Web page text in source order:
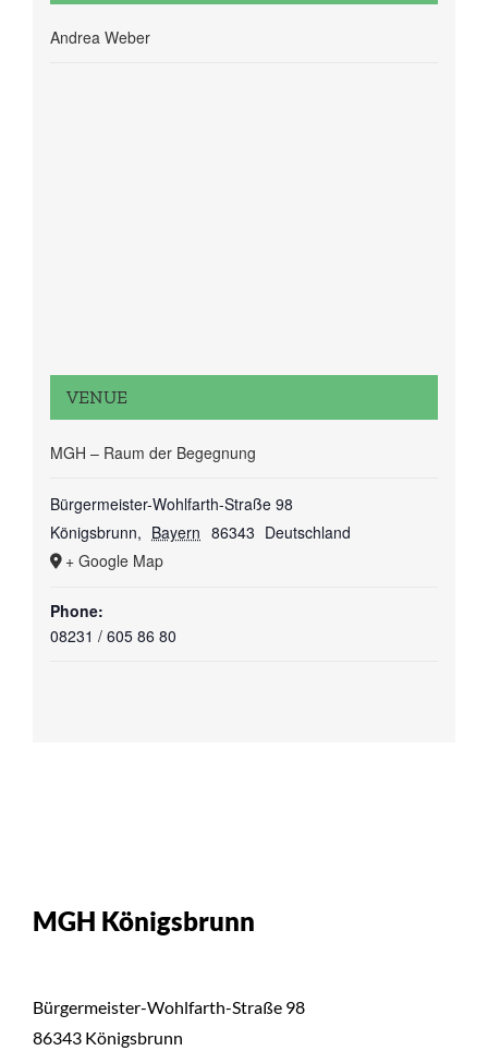
Andrea Weber
VENUE
MGH – Raum der Begegnung
Bürgermeister-Wohlfarth-Straße 98
Königsbrunn, Bayern 86343 Deutschland
+ Google Map
Phone:
08231 / 605 86 80
MGH Königsbrunn
Bürgermeister-Wohlfarth-Straße 98
86343 Königsbrunn